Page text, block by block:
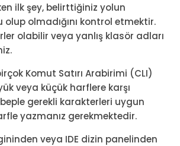
ilk şey, belirttiğiniz yolun
olmadığını kontrol etmektir.
olabilir veya yanlış klasör adları
Komut Satırı Arabirimi (CLI)
veya küçük harflere karşı
gerekli karakterleri uygun
yazmanız gerekmektedir.
veya IDE dizin panelinden